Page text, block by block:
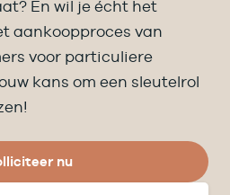
En wil je écht het
aankoopproces van
voor particuliere
kans om een sleutelrol
nu